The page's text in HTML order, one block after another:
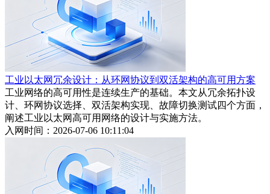
工业以太网冗余设计：从环网协议到双活架构的高可用方案
工业网络的高可用性是连续生产的基础。本文从冗余拓扑设
计、环网协议选择、双活架构实现、故障切换测试四个方面，
阐述工业以太网高可用网络的设计与实施方法。
入网时间：2026-07-06 10:11:04